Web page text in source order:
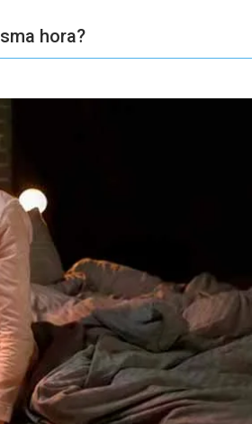
hora?